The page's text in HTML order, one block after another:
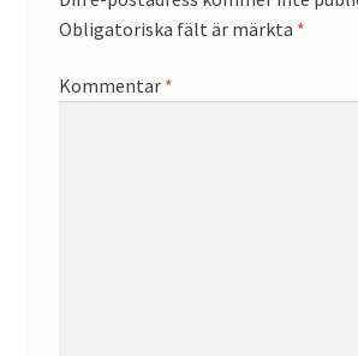
Obligatoriska fält är märkta *
Kommentar *